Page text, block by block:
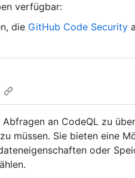
verfügbar:
die GitHub Code Security
an CodeQL zu
müssen. Sie bieten eine
oder